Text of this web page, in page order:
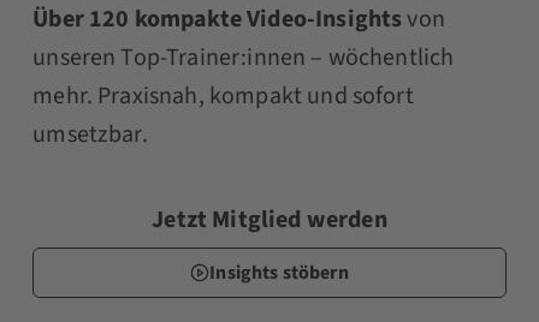
Über 120 kompakte Video-Insightsvon
unseren Top-Trainer:innen – wöchentlich
mehr. Praxisnah, kompakt und sofort
umsetzbar.
Jetzt Mitglied werden
Insights stöbern